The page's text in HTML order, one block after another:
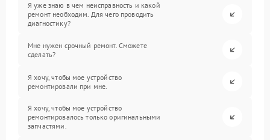
Я уже знаю в чем неисправность и какой
ремонт необходим. Для чего проводить
диагностику?
Мне нужен срочный ремонт. Сможете
сделать?
Я хочу, чтобы мое устройство
ремонтировали при мне.
Я хочу, чтобы мое устройство
ремонтировалось только оригинальными
запчастями.